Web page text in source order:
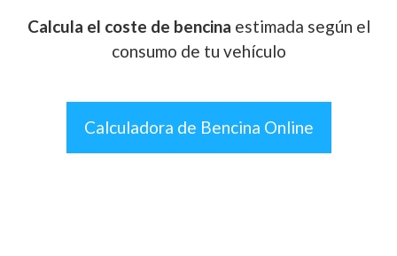
Calcula el coste de bencina estimada según el
consumo de tu vehículo
Calculadora de Bencina Online